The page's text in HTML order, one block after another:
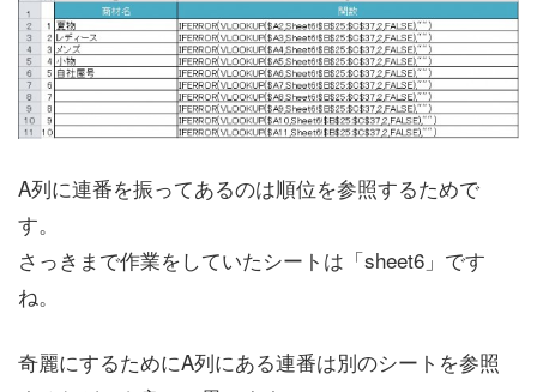
A列に連番を振ってあるのは順位を参照するためで
す。
さっきまで作業をしていたシートは「sheet6」です
ね。
奇麗にするためにA列にある連番は別のシートを参照